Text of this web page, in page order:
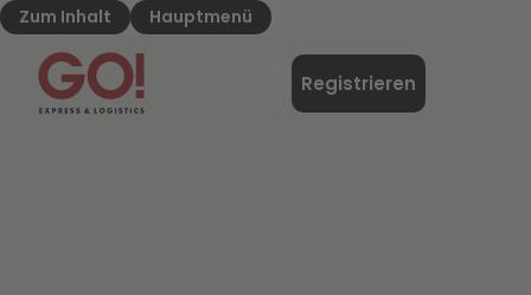
Zum Inhalt Hauptmenü
GO! Express & Logistics - Zur Starteite
Registrieren